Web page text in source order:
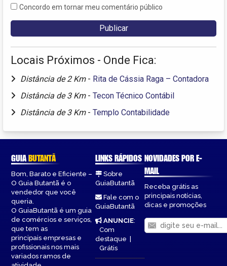
Concordo em tornar meu comentário público
Locais Próximos - Onde Fica:
Distância de 2 Km - Rita de Cássia Raga – Contadora
Distância de 3 Km - Tecon Técnico Contábil
Distância de 3 Km - Templo Contabilidade
GUIABUTANTÃ
Bom, Barato e Eficiente –
O Guia Butantã é o
vendedor que você
queria.
O GuiaButantã é um guia
de comércios e serviços,
que tem as
principais empresas e
profissionais nos mais
variados ramos de
LINKS RÁPIDOS
Sobre
GuiaButantã
Fale com o
GuiaButantã
ANUNCIE:
Com
destaque|
Grátis
NOVIDADES POR E-
MAIL
Receba grátis as
principais notícias,
dicas e promoções